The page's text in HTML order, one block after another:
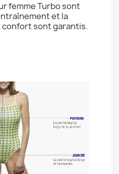
femme Turbo sont
et la
sont garantis.